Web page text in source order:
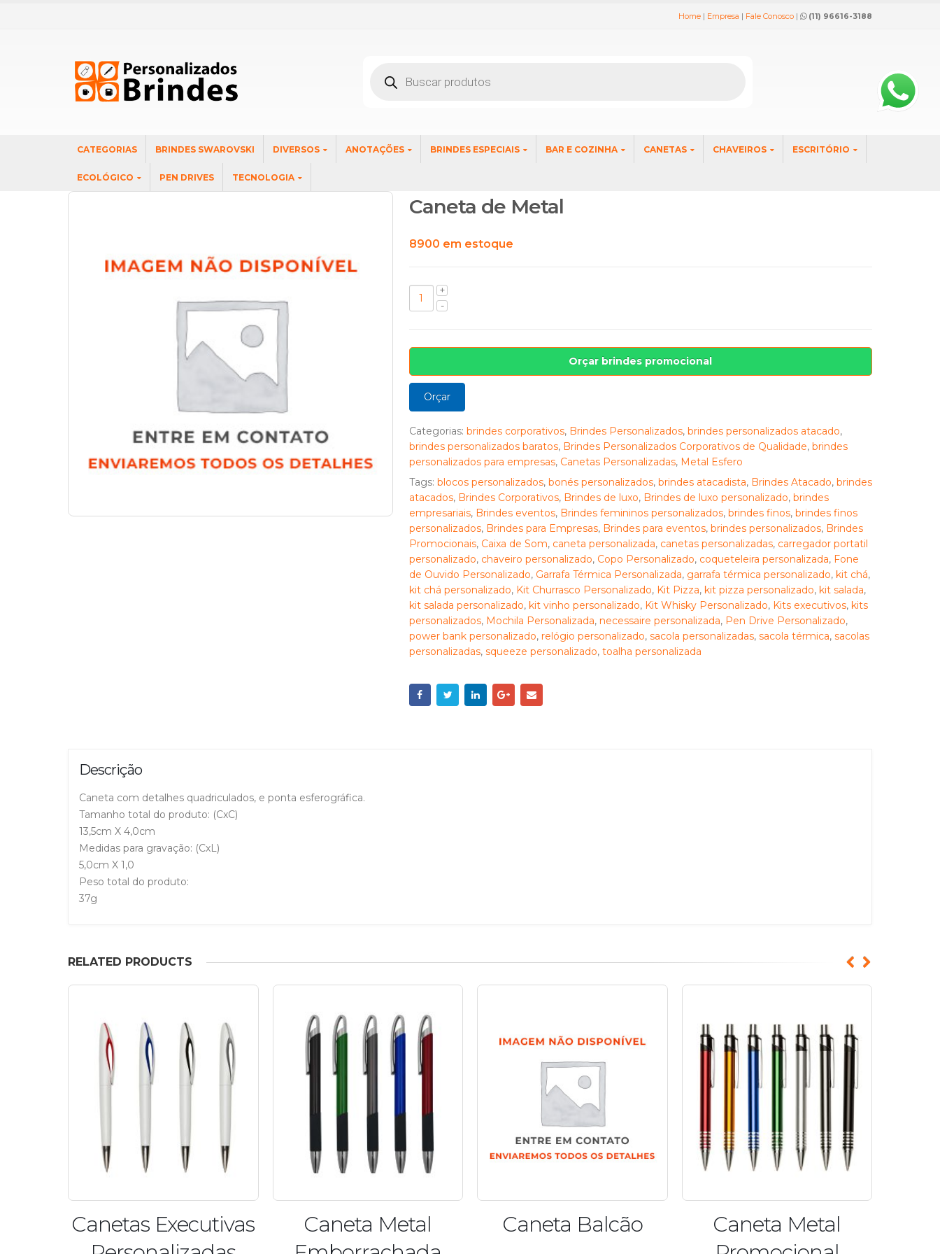
Home | Empresa | Fale Conosco | (11) 96616-3188
produtos
CATEGORIAS BRINDES SWAROVSKI DIVERSOS ANOTAÇÕES BRINDES ESPECIAIS BAR E COZINHA CANETAS CHAVEIROS ESCRITÓRIO
ECOLÓGICO PEN DRIVES TECNOLOGIA
Caneta de Metal
8900 em estoque
Orçar brindes promocional
Orçar
Categorias: brindes corporativos, Brindes Personalizados, brindes personalizados atacado,
brindes personalizados baratos, Brindes Personalizados Corporativos de Qualidade, brindes
personalizados para empresas, Canetas Personalizadas, Metal Esfero
Tags: blocos personalizados, bonés personalizados, brindes atacadista, Brindes Atacado, brindes
atacados, Brindes Corporativos, Brindes de luxo, Brindes de luxo personalizado, brindes
empresariais, Brindes eventos, Brindes femininos personalizados, brindes finos, brindes finos
personalizados, Brindes para Empresas, Brindes para eventos, brindes personalizados, Brindes
Promocionais, Caixa de Som, caneta personalizada, canetas personalizadas, carregador portatil
personalizado, chaveiro personalizado, Copo Personalizado, coqueteleira personalizada, Fone
de Ouvido Personalizado, Garrafa Térmica Personalizada, garrafa térmica personalizado, kit chá,
kit chá personalizado, Kit Churrasco Personalizado, Kit Pizza, kit pizza personalizado, kit salada,
kit salada personalizado, kit vinho personalizado, Kit Whisky Personalizado, Kits executivos, kits
personalizados, Mochila Personalizada, necessaire personalizada, Pen Drive Personalizado,
power bank personalizado, relógio personalizado, sacola personalizadas, sacola térmica, sacolas
personalizadas, squeeze personalizado, toalha personalizada
Descrição
Caneta com detalhes quadriculados, e ponta esferográfica.
Tamanho total do produto: (CxC)
13,5cm X 4,0cm
Medidas para gravação: (CxL)
5,0cm X 1,0
Peso total do produto:
37g
RELATED PRODUCTS
Canetas Executivas
Caneta Metal
Caneta Balcão
Caneta Metal